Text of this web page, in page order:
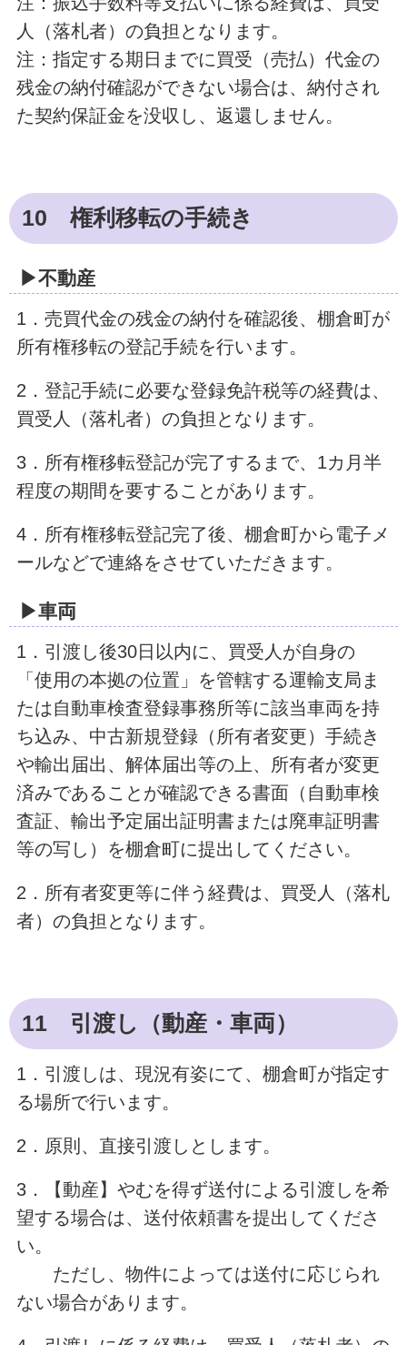
人（落札者）の負担となります。
注：指定する期日までに買受（売払）代金の
残金の納付確認ができない場合は、納付され
た契約保証金を没収し、返還しません。
10 権利移転の手続き
▶不動産
1．売買代金の残金の納付を確認後、棚倉町が
所有権移転の登記手続を行います。
2．登記手続に必要な登録免許税等の経費は、
買受人（落札者）の負担となります。
3．所有権移転登記が完了するまで、1カ月半
程度の期間を要することがあります。
4．所有権移転登記完了後、棚倉町から電子メ
ールなどで連絡をさせていただきます。
▶車両
1．引渡し後30日以内に、買受人が自身の
「使用の本拠の位置」を管轄する運輸支局ま
たは自動車検査登録事務所等に該当車両を持
ち込み、中古新規登録（所有者変更）手続き
や輸出届出、解体届出等の上、所有者が変更
済みであることが確認できる書面（自動車検
査証、輸出予定届出証明書または廃車証明書
等の写し）を棚倉町に提出してください。
2．所有者変更等に伴う経費は、買受人（落札
者）の負担となります。
11 引渡し（動産・車両）
1．引渡しは、現況有姿にて、棚倉町が指定す
る場所で行います。
2．原則、直接引渡しとします。
3．【動産】やむを得ず送付による引渡しを希
望する場合は、送付依頼書を提出してくださ
い。
ただし、物件によっては送付に応じられ
ない場合があります。